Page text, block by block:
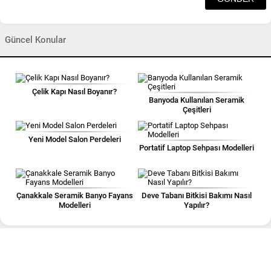
Güncel Konular
Çelik Kapı Nasıl Boyanır?
Banyoda Kullanılan Seramik
Çeşitleri
Yeni Model Salon Perdeleri
Portatif Laptop Sehpası Modelleri
Çanakkale Seramik Banyo Fayans
Modelleri
Deve Tabanı Bitkisi Bakımı Nasıl
Yapılır?